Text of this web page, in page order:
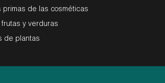
primas de las cosméticas
frutas y verduras
de plantas